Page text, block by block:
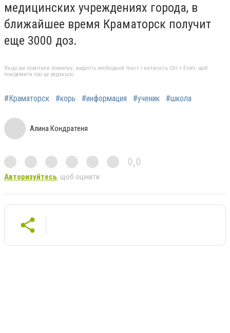
медицинских учреждениях города, в
ближайшее время Краматорск получит
еще 3000 доз.
Якщо ви помітили помилку, виділіть необхідний текст і натисніть Ctrl + Enter, щоб
повідомити про це редакцію
#Краматорск #корь #информация #ученик #школа
Алина Кондратеня
0,0
Авторизуйтесь, щоб оцінити